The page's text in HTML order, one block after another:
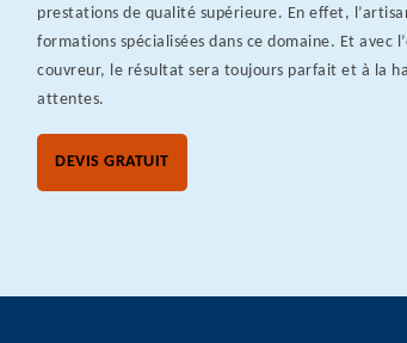
prestations de qualité supérieure. En effet,
formations spécialisées dans ce domaine. Et avec
couvreur, le résultat sera toujours parfait et à la
attentes.
DEVIS GRATUIT